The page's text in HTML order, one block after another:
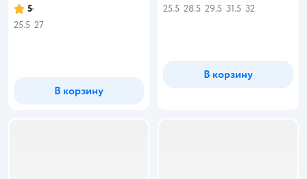
Рейтинг:
5
25.5 27
В корзину
25.5 28.5 29.5 31.5 32
В корзину